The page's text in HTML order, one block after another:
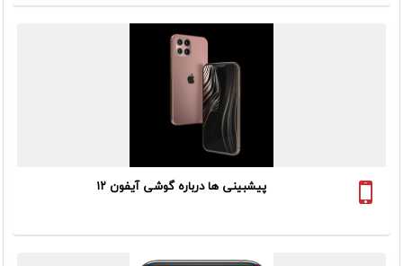
حتی از بین بردن پول های خود به دلیل ترس از وجود ویروس کرونا...
طرفداران پرو پا قرص برند گوشی های آیفون در تب و تاب گوشی
خود یعنی آیفون...
پیشبینی ها درباره گوشی آیفون ۱۲